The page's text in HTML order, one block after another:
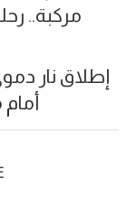
مركبة..
إطلاق نار